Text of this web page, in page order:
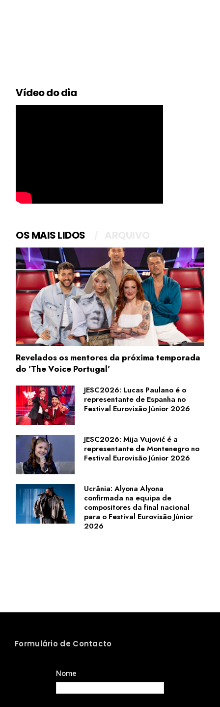
Vídeo do dia
OS MAIS LIDOS
Revelados os mentores da próxima temporada
do 'The Voice Portugal'
JESC2026: Lucas Paulano é o
representante de Espanha no
Festival Eurovisão Júnior 2026
JESC2026: Mija Vujović é a
representante de Montenegro no
Festival Eurovisão Júnior 2026
Ucrânia: Alyona Alyona
confirmada na equipa de
compositores da final nacional
para o Festival Eurovisão Júnior
2026
Formulário de Contacto
Nome